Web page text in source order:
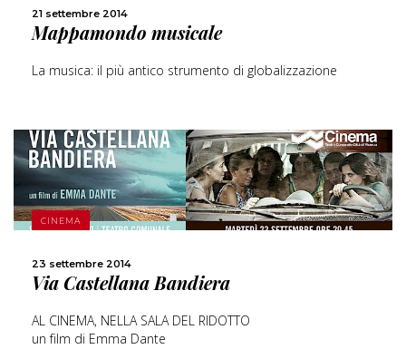
21 settembre 2014
Mappamondo musicale
La musica: il più antico strumento di globalizzazione
CINEMA
23 settembre 2014
Via Castellana Bandiera
AL CINEMA, NELLA SALA DEL RIDOTTO
un film di Emma Dante
SCOPRI DI PIÙ